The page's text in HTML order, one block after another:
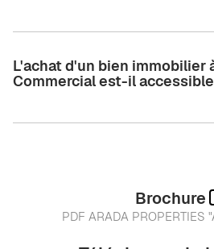
L'achat d'un bien immobilier
Commercial est-il
Brochure
PDF ARADA PROPERTIES